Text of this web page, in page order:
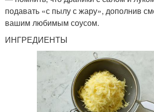
подавать «с пылу с жару», дополнив
вашим любимым соусом.
ИНГРЕДИЕНТЫ